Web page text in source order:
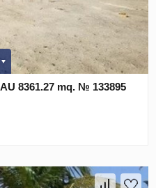
8361.27 mq. № 133895